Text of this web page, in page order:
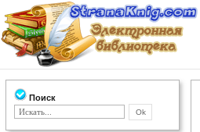
Поиск